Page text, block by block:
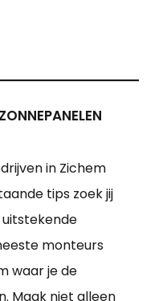
in Zichem
tips zoek jij
monteurs
waar je de
Maak niet alleen